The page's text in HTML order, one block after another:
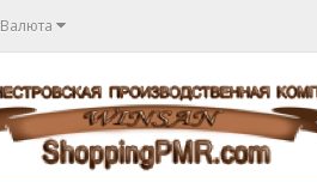
Валюта